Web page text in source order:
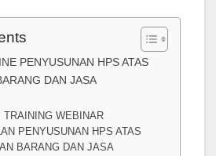
PENYUSUNAN HPS ATAS
DAN JASA
TRAINING WEBINAR
PENYUSUNAN HPS ATAS
BARANG DAN JASA